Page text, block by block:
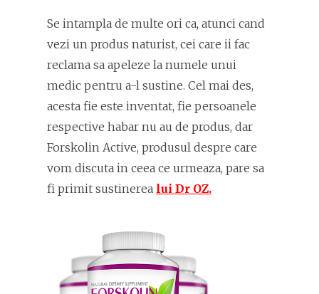
Se intampla de multe ori ca, atunci cand
vezi un produs naturist, cei care ii fac
reclama sa apeleze la numele unui
medic pentru a-l sustine. Cel mai des,
acesta fie este inventat, fie persoanele
respective habar nu au de produs, dar
Forskolin Active, produsul despre care
vom discuta in ceea ce urmeaza, pare sa
fi primit sustinerea lui Dr OZ.